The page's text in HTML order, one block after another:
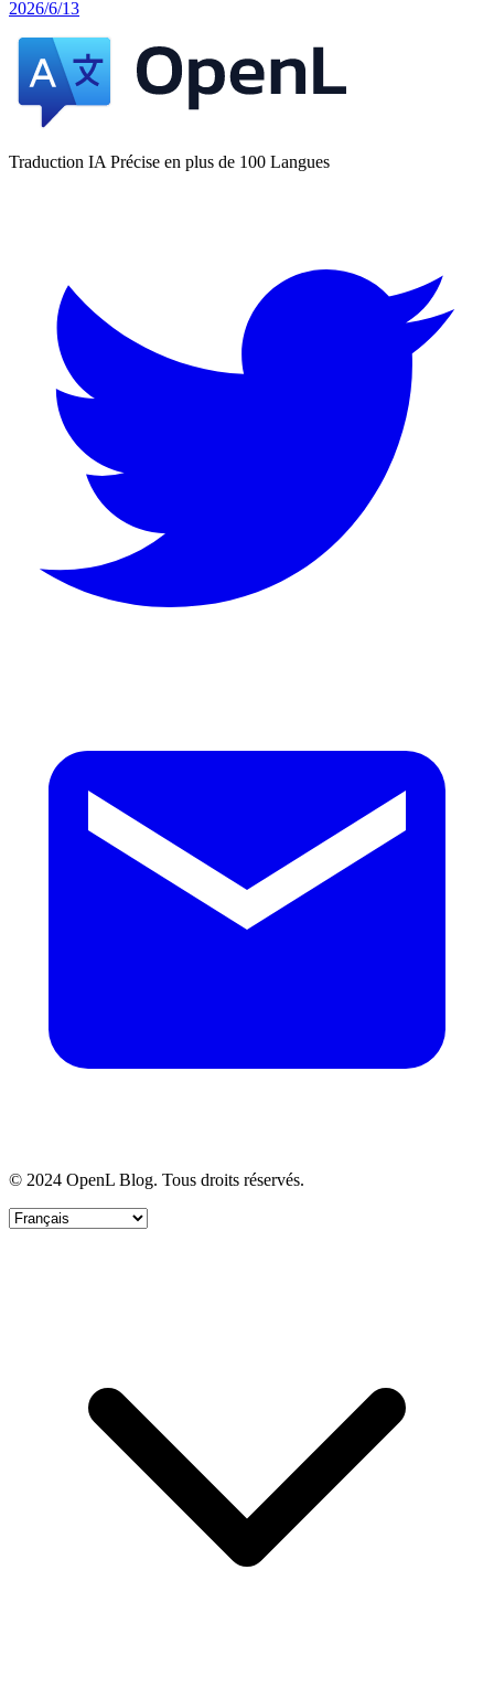
2026/6/13
Traduction IA Précise en plus de 100 Langues
© 2024 OpenL Blog. Tous droits réservés.